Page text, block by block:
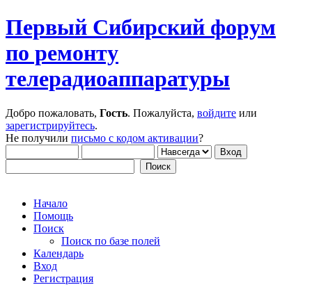
Первый Сибирский форум
по ремонту
телерадиоаппаратуры
Добро пожаловать, Гость. Пожалуйста, войдите или
зарегистрируйтесь.
Не получили письмо с кодом активации?
Начало
Помощь
Поиск
Поиск по базе полей
Календарь
Вход
Регистрация